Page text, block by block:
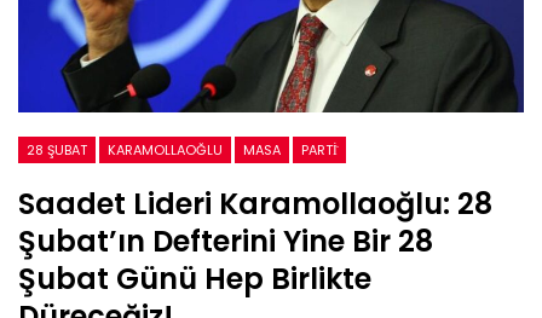
28 ŞUBAT KARAMOLLAOĞLU MASA PARTİ
Saadet Lideri Karamollaoğlu: 28
Şubat’ın Defterini Yine Bir 28
Şubat Günü Hep Birlikte